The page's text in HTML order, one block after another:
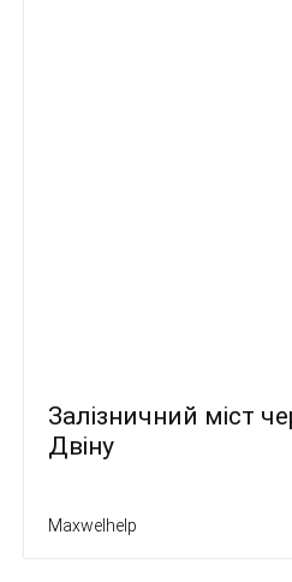
Залізничний міст
Двіну
Maxwelhelp